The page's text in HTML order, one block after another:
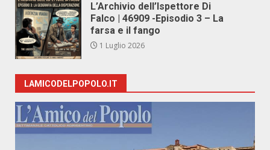
L’Archivio dell’Ispettore Di
Falco | 46909 -Episodio 3 – La
farsa e il fango
1 Luglio 2026
LAMICODELPOPOLO.IT